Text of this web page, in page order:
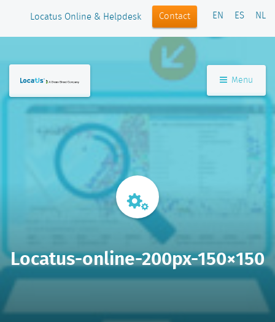
Locatus Online & Helpdesk Contact EN ES NL
Menu
Locatus-online-200px-150×150